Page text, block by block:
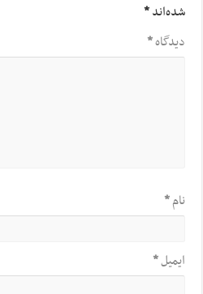
شده‌اند*
دیدگاه*
نام*
ایمیل*